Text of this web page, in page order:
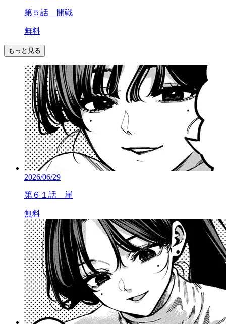
第５話 開戦
無料
もっと見る
2026/06/29
第６１話 崖
無料